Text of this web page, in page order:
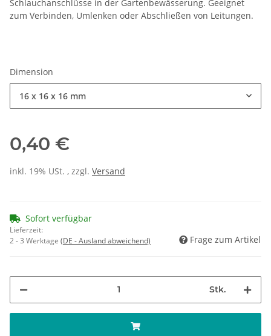
Schlauchanschlüsse in der Gartenbewässerung. Geeignet
zum Verbinden, Umlenken oder Abschließen von Leitungen.
Dimension
16 x 16 x 16 mm
0,40 €
inkl. 19% USt. , zzgl. Versand
Sofort verfügbar
Lieferzeit:
2 - 3 Werktage (DE - Ausland abweichend) Frage zum Artikel
Stk.